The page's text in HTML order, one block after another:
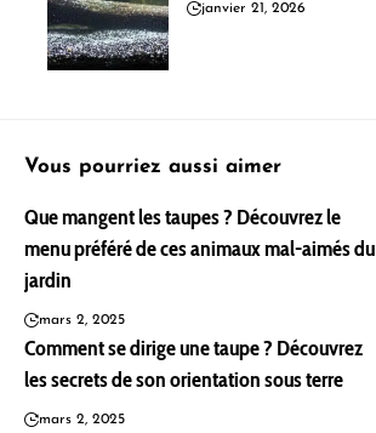
janvier 21, 2026
Vous pourriez aussi aimer
Que mangent les taupes ? Découvrez le
menu préféré de ces animaux mal-aimés du
jardin
mars 2, 2025
Comment se dirige une taupe ? Découvrez
les secrets de son orientation sous terre
mars 2, 2025